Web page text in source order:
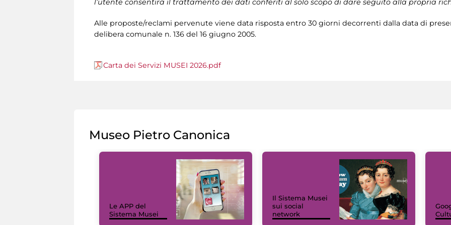
l’utente consentirà il trattamento dei dati conferiti al solo scopo di dare seguito alla propria
Alle proposte/reclami pervenute viene data risposta entro 30 giorni decorrenti dalla data di
delibera comunale n. 136 del 16 giugno 2005.
Carta dei Servizi MUSEI 2026.pdf
Museo Pietro Canonica
Le APP del
Sistema Musei
Il Sistema Musei
sui social
network